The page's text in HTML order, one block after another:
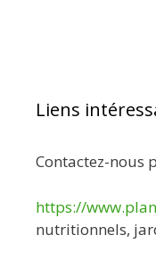
Liens
Contactez-nous
https://
nutritionnels,